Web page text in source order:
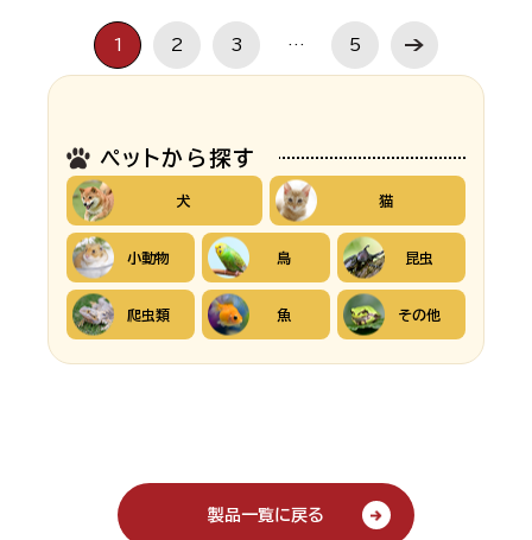
1 2 3 … 5
ペットから探す
犬 猫
小動物 鳥 昆虫
爬虫類 魚 その他
製品一覧に戻る